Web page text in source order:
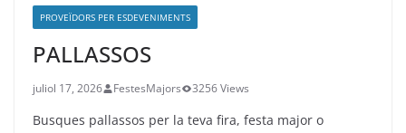
PROVEÏDORS PER ESDEVENIMENTS
PALLASSOS
juliol 17, 2026 FestesMajors 3256 Views
Busques pallassos per la teva fira, festa major o